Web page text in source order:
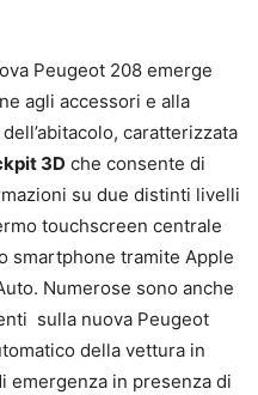
Peugeot 208 emerge
agli accessori e alla
caratterizzata
3D che consente di
su due distinti livelli
touchscreen centrale
smartphone tramite Apple
Numerose sono anche
sulla nuova Peugeot
della vettura in
emergenza in presenza di